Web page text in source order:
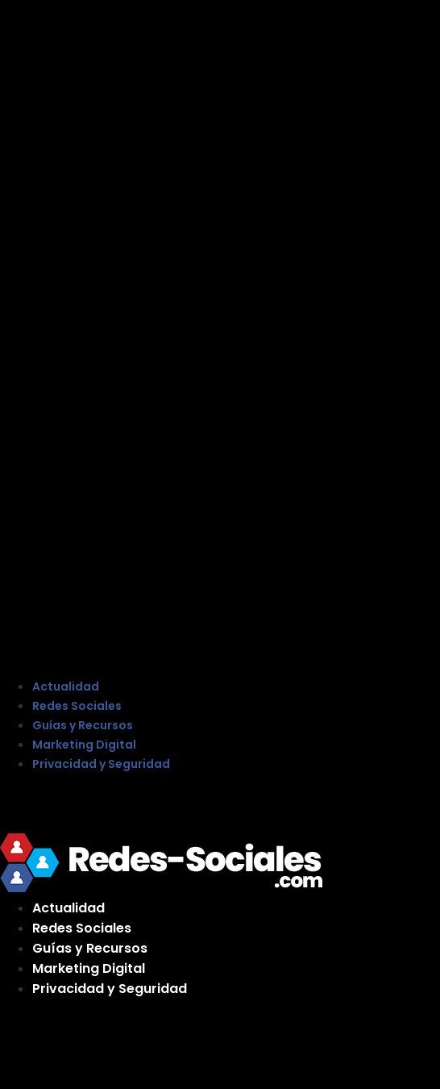
Actualidad
Redes Sociales
Guías y Recursos
Marketing Digital
Privacidad y Seguridad
Actualidad
Redes Sociales
Guías y Recursos
Marketing Digital
Privacidad y Seguridad